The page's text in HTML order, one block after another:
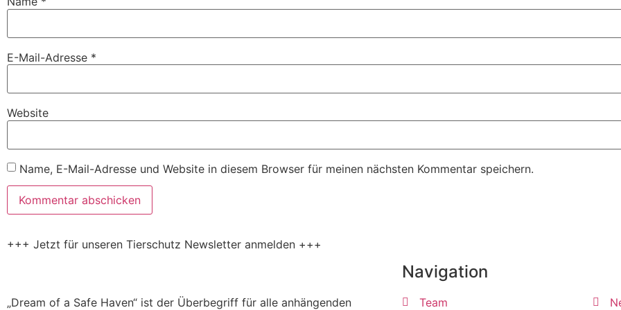
E-Mail-Adresse *
Website
Name, E-Mail-Adresse und Website in diesem Browser für meinen nächsten Kommentar speichern.
+++ Jetzt für unseren Tierschutz Newsletter anmelden +++
„Dream of a Safe Haven“ ist der Überbegriff für alle anhängenden
Navigation
Team